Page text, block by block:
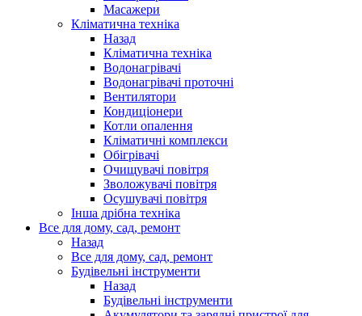
Масажери
Кліматична техніка
Назад
Кліматична техніка
Водонагрівачі
Водонагрівачі проточні
Вентилятори
Кондиціонери
Котли опалення
Кліматичні комплекси
Обігрівачі
Очищувачі повітря
Зволожувачі повітря
Осушувачі повітря
Інша дрібна техніка
Все для дому, сад, ремонт
Назад
Все для дому, сад, ремонт
Будівельні інструменти
Назад
Будівельні інструменти